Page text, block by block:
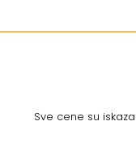
Sve cene su